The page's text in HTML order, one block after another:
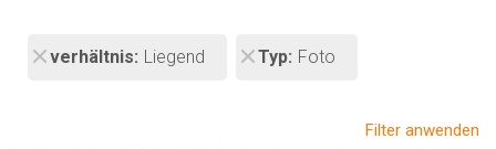
verhältnis Liegend Typ Foto
Filter anwenden